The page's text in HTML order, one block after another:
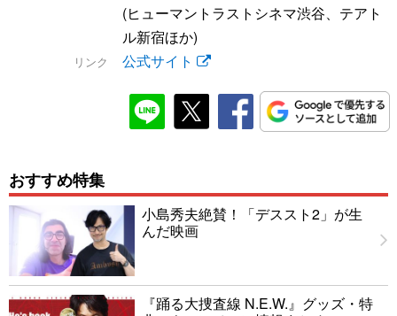
(ヒューマントラストシネマ渋谷、テアト
ル新宿ほか)
リンク 公式サイト
おすすめ特集
小島秀夫絶賛！「デススト2」が生
んだ映画
『踊る大捜査線 N.E.W.』グッズ・特